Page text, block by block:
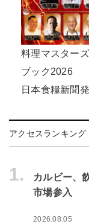
料理マスター
ブック2026
日本食糧新聞
アクセスランキング
1.
カルビー、
市場参入
2026.08.05